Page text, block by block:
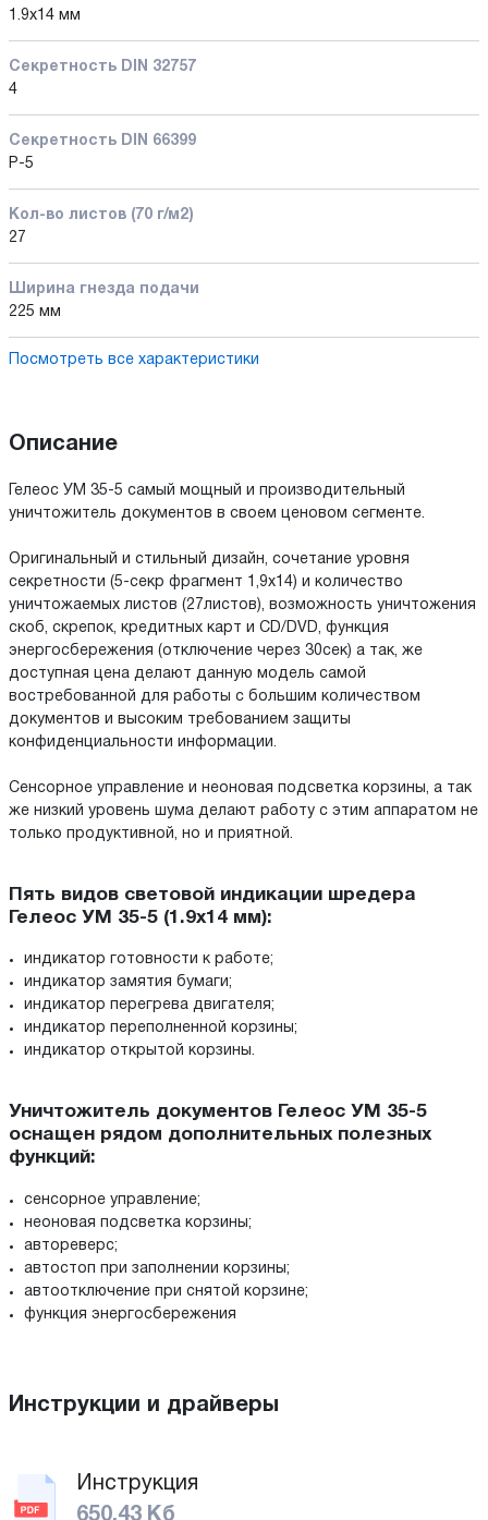
1.9x14 мм
Секретность DIN 32757
4
Секретность DIN 66399
P-5
Кол-во листов (70 г/м2)
27
Ширина гнезда подачи
225 мм
Посмотреть все характеристики
Описание
Гелеос УМ 35-5 самый мощный и производительный
уничтожитель документов в своем ценовом сегменте.
Оригинальный и стильный дизайн, сочетание уровня
секретности (5-секр фрагмент 1,9х14) и количество
уничтожаемых листов (27листов), возможность уничтожения
скоб, скрепок, кредитных карт и CD/DVD, функция
энергосбережения (отключение через 30сек) а так, же
доступная цена делают данную модель самой
востребованной для работы с большим количеством
документов и высоким требованием защиты
конфиденциальности информации.
Сенсорное управление и неоновая подсветка корзины, а так
же низкий уровень шума делают работу с этим аппаратом не
только продуктивной, но и приятной.
Пять видов световой индикации шредера
Гелеос УМ 35-5 (1.9x14 мм):
индикатор готовности к работе;
индикатор замятия бумаги;
индикатор перегрева двигателя;
индикатор переполненной корзины;
индикатор открытой корзины.
Уничтожитель документов Гелеос УМ 35-5
оснащен рядом дополнительных полезных
функций:
сенсорное управление;
неоновая подсветка корзины;
автореверс;
автостоп при заполнении корзины;
автоотключение при снятой корзине;
функция энергосбережения
Инструкции и драйверы
Инструкция
650.43 Кб